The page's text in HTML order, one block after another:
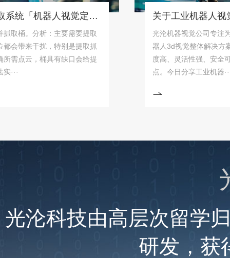
桶状物体识别抓取系统「机器人视觉定位抓取解决方案」
。分析：主要需要提取
来干扰，特别是提取抓
云，桶具有缺口会给提
光沦机器视觉公司专注为工业
器人3d视觉整体解决方案！机
度高、灵活性强、安全可靠、
点。今日分享工业机器···
光沦科技由高层次留学
研发，获